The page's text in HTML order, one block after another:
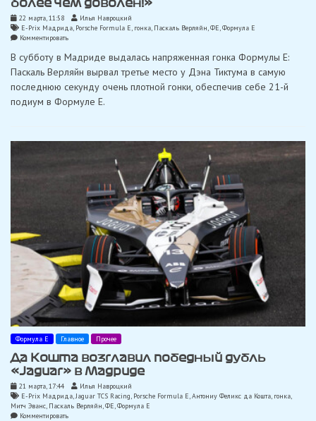
более чем доволен!»
22 марта, 11:58
Илья Навроцкий
E-Prix Мадрида, Porsche Formula E, гонка, Паскаль Верляйн,ФЕ,Формула Е
Комментироватьon
после
подиума
в
Мадриде:
более
В субботу в Мадриде выдалась напряженная гонка Формулы E:
Паскаль Верляйн вырвал третье место у Дэна Тиктума в самую
последнюю секунду очень плотной гонки, обеспечив себе 21-й
подиум в Формуле E.
Формула Е Главное Прочее
Да Кошта возглавил победный дубль
«Jaguar» в Мадриде
21 марта, 17:44
Илья Навроцкий
E-Prix Мадрида Jaguar TCS Racing Porsche Formula E Антониу Феликс да Кошта гонка
Митч Эванс Паскаль Верляйн ФЕ Формула Е
Комментироватьon